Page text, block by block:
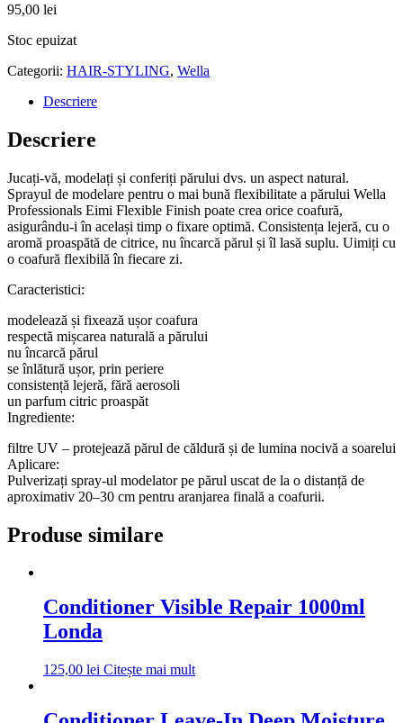
95,00 lei
Stoc epuizat
Categorii: HAIR-STYLING, Wella
Descriere
Descriere
Jucați-vă, modelați și conferiți părului dvs. un aspect natural.
Sprayul de modelare pentru o mai bună flexibilitate a părului Wella
Professionals Eimi Flexible Finish poate crea orice coafură,
asigurându-i în același timp o fixare optimă. Consistența lejeră, cu o
aromă proaspătă de citrice, nu încarcă părul și îl lasă suplu. Uimiți cu
o coafură flexibilă în fiecare zi.
Caracteristici:
modelează și fixează ușor coafura
respectă mișcarea naturală a părului
nu încarcă părul
se înlătură ușor, prin periere
consistență lejeră, fără aerosoli
un parfum citric proaspăt
Ingrediente:
filtre UV – protejează părul de căldură și de lumina nocivă a soarelui
Aplicare:
Pulverizați spray-ul modelator pe părul uscat de la o distanță de
aproximativ 20–30 cm pentru aranjarea finală a coafurii.
Produse similare
Conditioner Visible Repair 1000ml
Londa
125,00 lei Citește mai mult